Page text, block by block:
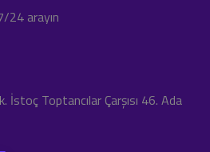
24 arayın
Toptancılar Çarşısı 46. Ada